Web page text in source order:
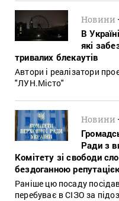
Новини
В
які
тривалих блекаутів
Автори і реалізатори
"ЛУН.Місто"
Новини
Ради з
Комітету зі свободи
бездоганною
Раніше цю посаду
перебуває в СІЗО за